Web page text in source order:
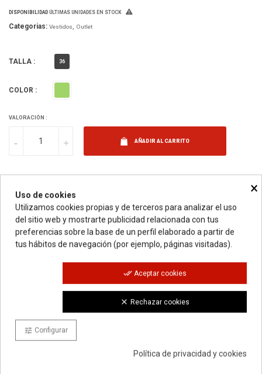
DISPONIBILIDAD ÚLTIMAS UNIDADES EN STOCK
Categorias: Vestidos Outlet
TALLA : 36
COLOR :
Verde
VALORACIÓN :
AÑADIR AL CARRITO
DESCRIPCIÓN DETALLES DEL PRODUCTO
12 productos de la misma categoría:
-60%
×
Uso de cookies
Utilizamos cookies propias y de terceros para analizar el uso
del sitio web y mostrarte publicidad relacionada con tus
preferencias sobre la base de un perfil elaborado a partir de
tus hábitos de navegación (por ejemplo, páginas visitadas).
done_all Aceptar cookies
clear Rechazar cookies
tune Configurar
Política de privacidad y cookies